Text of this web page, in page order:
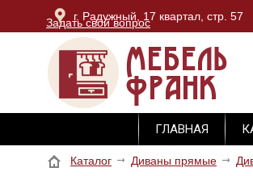
Задать свой вопрос
г. Радужный, 17 квартал, стр. 57
г. Владимир, ОТК Тандем, блок
ГЛАВНАЯ
Каталог Диваны прямые